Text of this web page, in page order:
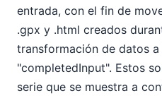
entrada, con el fin de
.gpx y .html creados
transformación de datos
"completedInput". Estos
serie que se muestra a